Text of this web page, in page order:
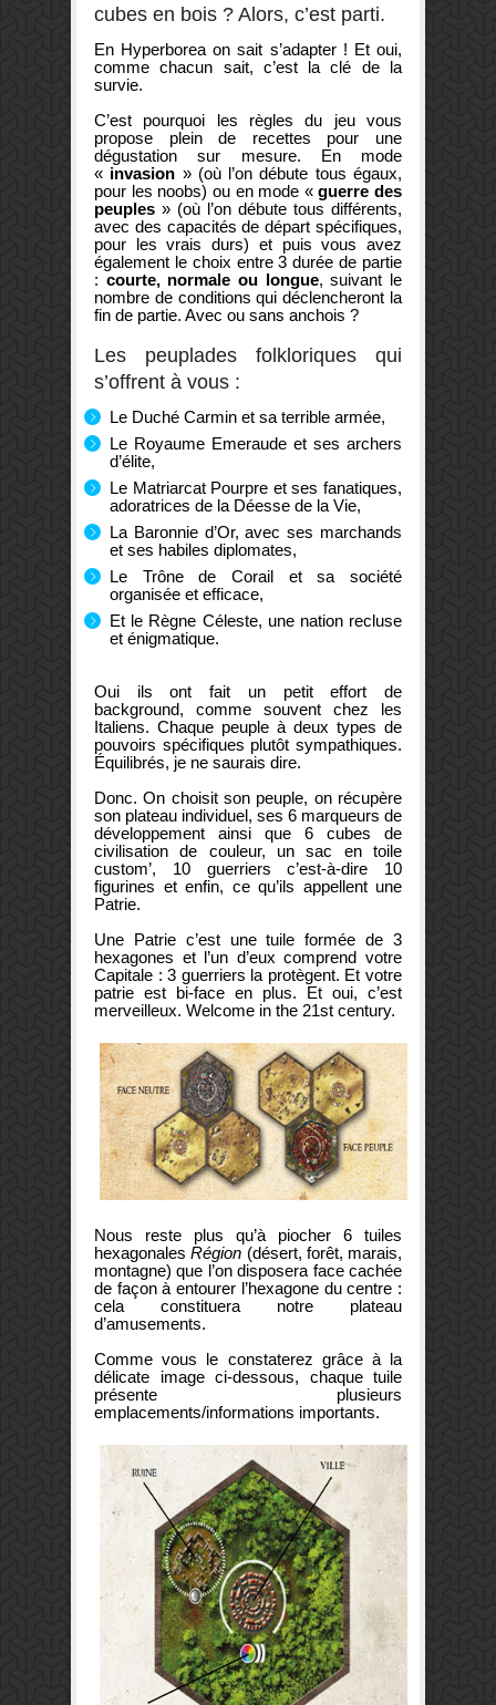
cubes en bois ? Alors, c’est parti.
En Hyperborea on sait s’adapter ! Et oui,
comme chacun sait, c’est la clé de la
survie.
C’est pourquoi les règles du jeu vous
propose plein de recettes pour une
dégustation sur mesure. En mode
« invasion » (où l’on débute tous égaux,
pour les noobs) ou en mode «guerre des
peuples » (où l’on débute tous différents,
avec des capacités de départ spécifiques,
pour les vrais durs) et puis vous avez
également le choix entre 3 durée de partie
: courte, normale ou longue, suivant le
nombre de conditions qui déclencheront la
fin de partie. Avec ou sans anchois ?
Les peuplades folkloriques qui
s’offrent à vous :
Le Duché Carmin et sa terrible armée,
Le Royaume Emeraude et ses archers
d’élite,
Le Matriarcat Pourpre et ses fanatiques,
adoratrices de la Déesse de la Vie,
La Baronnie d’Or, avec ses marchands
et ses habiles diplomates,
Le Trône de Corail et sa société
organisée et efficace,
Et le Règne Céleste, une nation recluse
et énigmatique.
Oui ils ont fait un petit effort de
background, comme souvent chez les
Italiens. Chaque peuple à deux types de
pouvoirs spécifiques plutôt sympathiques.
Équilibrés, je ne saurais dire.
Donc. On choisit son peuple, on récupère
son plateau individuel, ses 6 marqueurs de
développement ainsi que 6 cubes de
civilisation de couleur, un sac en toile
custom’, 10 guerriers c’est-à-dire 10
figurines et enfin, ce qu’ils appellent une
Patrie.
Une Patrie c’est une tuile formée de 3
hexagones et l’un d’eux comprend votre
Capitale : 3 guerriers la protègent. Et votre
patrie est bi-face en plus. Et oui, c’est
merveilleux. Welcome in the 21st century.
Nous reste plus qu’à piocher 6 tuiles
hexagonalesRégion (désert, forêt, marais,
montagne) que l’on disposera face cachée
de façon à entourer l’hexagone du centre :
cela constituera notre plateau
d’amusements.
Comme vous le constaterez grâce à la
délicate image ci-dessous, chaque tuile
présente plusieurs
emplacements/informations importants.